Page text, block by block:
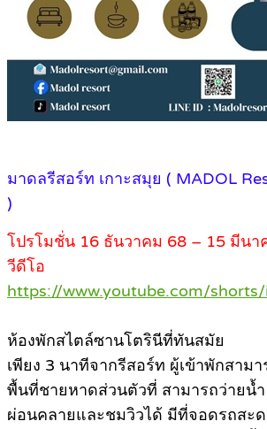
มาดลรีสอร์ท เกาะสมุย ( MADOL
)
โปรโมชั่น 16 ธันวาคม 68 – 15 มีนา
วีดีโอ
https://www.youtube.com/
ห้องพักสไตล์ซานโตรินีที่ทันสมัย
เพียง 3 นาทีจากรีสอร์ท ผู้เข้าพักสาม
พื้นที่ชายหาดส่วนตัวที่ สามารถว่ายนํ้
ผ่อนคลายและชมวิวได้ มีที่จอดรถสะ